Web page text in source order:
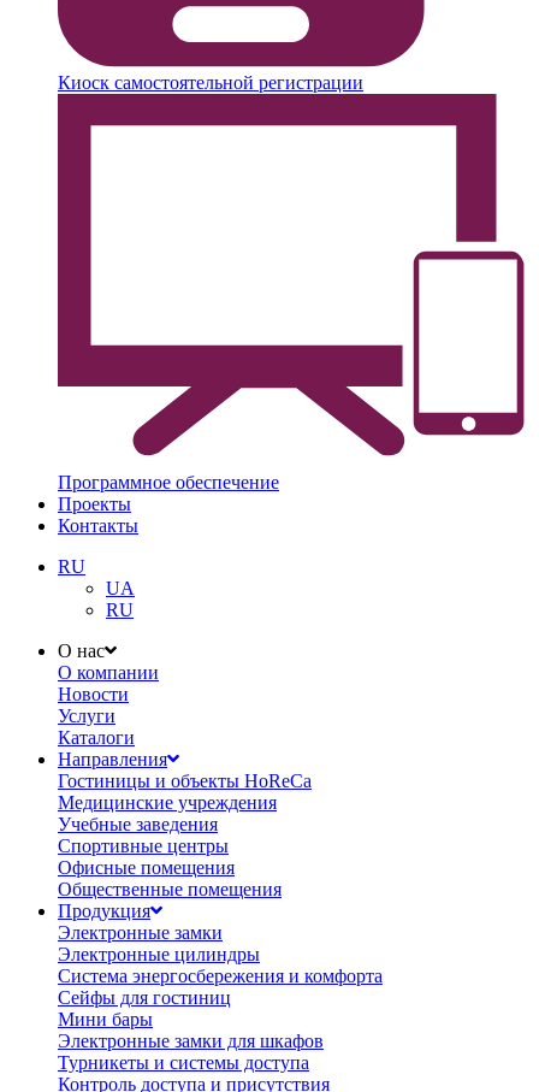
Киоск самостоятельной регистрации
Программное обеспечение
Проекты
Контакты
RU
UA
RU
О нас
О компании
Новости
Услуги
Каталоги
Направления
Гостиницы и объекты HoReCa
Медицинские учреждения
Учебные заведения
Спортивные центры
Офисные помещения
Общественные помещения
Продукция
Электронные замки
Электронные цилиндры
Система энергосбережения и комфорта
Сейфы для гостиниц
Мини бары
Электронные замки для шкафов
Турникеты и системы доступа
Контроль доступа и присутствия